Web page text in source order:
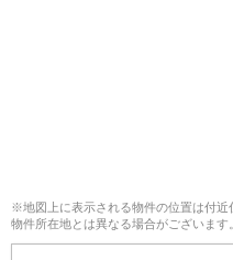
※地図上に表示される物件の位置は付
物件所在地とは異なる場合がございます。